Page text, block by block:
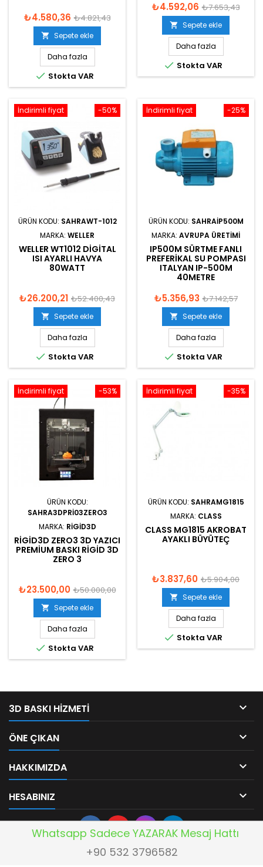
Whatsapp Sadece YAZARAK Mesaj Hattı
+90 532 3796582
₺4.580,36 ₺4.821,43
 Sepete ekle
Daha fazla
 Stokta VAR
₺4.592,06 ₺7.653,43
 Sepete ekle
Daha fazla
 Stokta VAR
-50%
İndirimli fiyat
ÜRÜN KODU: SAHRAWT-1012
MARKA: WELLER
WELLER WT1012 DIGITAL
ISI AYARLI HAVYA
80WATT
₺26.200,21 ₺52.400,43
 Sepete ekle
Daha fazla
 Stokta VAR
-25%
İndirimli fiyat
ÜRÜN KODU: SAHRAIP500M
MARKA: AVRUPA ÜRETIMI
IP500M SÜRTME FANLI
PREFERIKAL SU POMPASI
ITALYAN IP-500M
40METRE
₺5.356,93 ₺7.142,57
 Sepete ekle
Daha fazla
 Stokta VAR
-53%
İndirimli fiyat
ÜRÜN KODU:
SAHRA3DPRI03ZERO3
MARKA: RIGID3D
RIGID3D ZERO3 3D YAZICI
PREMIUM BASKI RIGID 3D
ZERO 3
₺23.500,00 ₺50.000,00
 Sepete ekle
Daha fazla
 Stokta VAR
-35%
İndirimli fiyat
ÜRÜN KODU: SAHRAMG1815
MARKA: CLASS
CLASS MG1815 AKROBAT
AYAKLI BÜYÜTEÇ
₺3.837,60 ₺5.904,00
 Sepete ekle
Daha fazla
 Stokta VAR
3D BASKI HIZMETI 
ÖNE ÇIKAN 
HAKKIMIZDA 
HESABINIZ 